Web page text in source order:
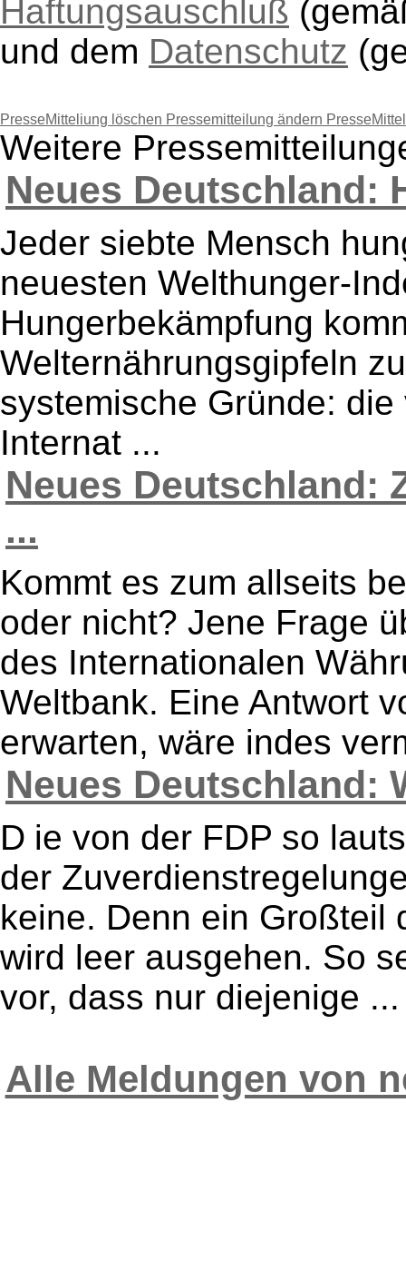
Haftungsauschluß
und dem Datenschutz
PresseMitteliung löschen Pressemitteilung ändern
Weitere
Neues Deutschland:
Jeder siebte Mensch
neuesten Welthunger-
Hungerbekämpfung
Welternährungsgipfeln
systemische Gründe:
Internat ...
Neues Deutschland:
...
Kommt es zum allseits
oder nicht? Jene Frage
des Internationalen
Weltbank. Eine Antwort
erwarten, wäre indes
Neues Deutschland:
D ie von der FDP so
der
keine. Denn ein Großteil
wird leer ausgehen. So
vor, dass nur diejenige ...
Alle Meldungen von